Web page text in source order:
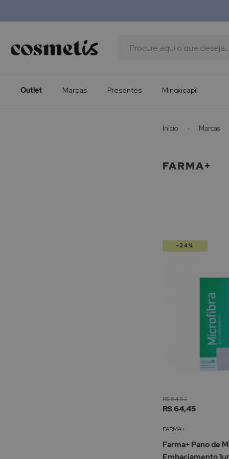
Procura
Presentes
Minoxicapil
Outlet Marcas Presentes Minoxicapil
Início Marcas
FARMA+
R$ 64,45
R$ 84,52
FARMA+
Farma+ Pano de
Embaciamento
-24%